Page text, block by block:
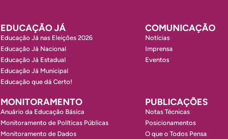
EDUCAÇÃO JÁ
Educação Já nas Eleições 2026
Educação Já Nacional
Educação Já Estadual
Educação Já Municipal
Educação que dá Certo!
COMUNICAÇÃO
Notícias
Imprensa
Eventos
MONITORAMENTO
Anuário da Educação Básica
Monitoramento de Políticas Públicas
Monitoramento de Dados
PUBLICAÇÕES
Notas Técnicas
Posicionamentos
O que o Todos Pensa